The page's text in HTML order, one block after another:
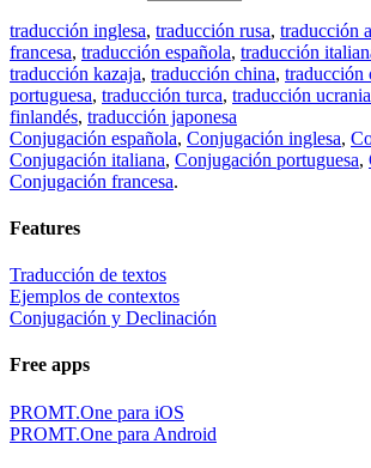
traducción inglesa, traducción rusa, traducción
francesa, traducción española, traducción
traducción kazaja, traducción china, traducción
portuguesa, traducción turca, traducción
finlandés, traducción japonesa
Conjugación española, Conjugación inglesa,
Conjugación italiana, Conjugación portuguesa,
Conjugación francesa.
Features
Traducción de textos
Ejemplos de contextos
Conjugación y Declinación
Free apps
PROMT.One para iOS
PROMT.One para Android